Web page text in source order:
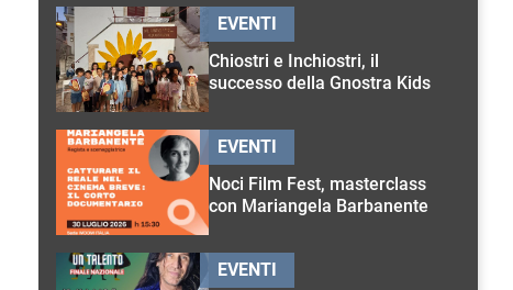
Chiostri e Inchiostri, il
successo della Gnostra Kids
EVENTI
Noci Film Fest, masterclass
con Mariangela Barbanente
EVENTI
EVENTI